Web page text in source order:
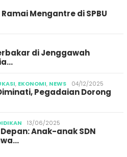
Mengantre di SPBU
di Jenggawah
, EKONOMI, NEWS 04/12/2025
Pegadaian Dorong
13/06/2025
Anak-anak SDN